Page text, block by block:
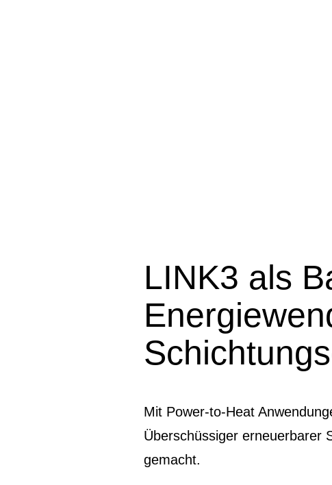
LINK3 als
Mit Power-to-Heat
Überschüssiger erneuerbarer
gemacht.